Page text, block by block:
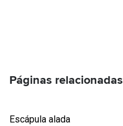
Páginas relacionadas
Escápula alada